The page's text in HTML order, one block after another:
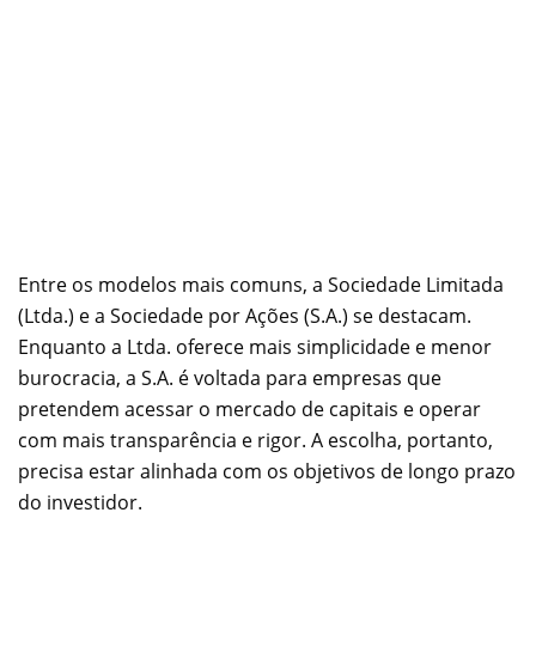
Entre os modelos mais comuns, a Sociedade Limitada
(Ltda.) e a Sociedade por Ações (S.A.) se destacam.
Enquanto a Ltda. oferece mais simplicidade e menor
burocracia, a S.A. é voltada para empresas que
pretendem acessar o mercado de capitais e operar
com mais transparência e rigor. A escolha, portanto,
precisa estar alinhada com os objetivos de longo prazo
do investidor.